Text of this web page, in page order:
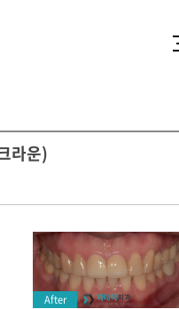
라운)
After